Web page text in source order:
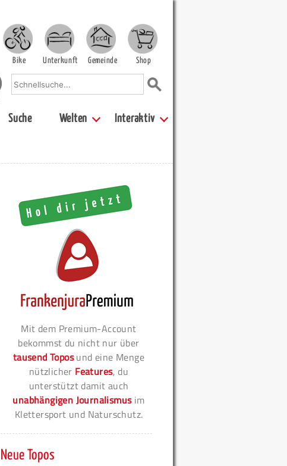
Bike Unterkunft Gemeinde Shop
Suche Welten Interaktiv
Mit dem Premium-Account
bekommst du nicht nur über
tausend Toposund eine Menge
nützlicher Features, du
unterstützt damit auch
unabhängigen Journalismusim
Klettersport und Naturschutz.
Neue Topos